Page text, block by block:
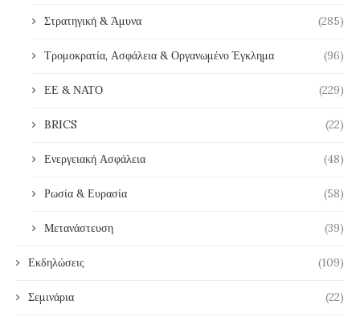
Στρατηγική & Άμυνα (285)
Τρομοκρατία, Ασφάλεια & Οργανωμένο Έγκλημα (96)
ΕΕ & ΝΑΤΟ (229)
BRICS (22)
Ενεργειακή Ασφάλεια (48)
Ρωσία & Ευρασία (58)
Μετανάστευση (39)
Εκδηλώσεις (109)
Σεμινάρια (22)